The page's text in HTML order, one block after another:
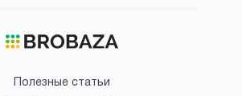
Полезные статьи